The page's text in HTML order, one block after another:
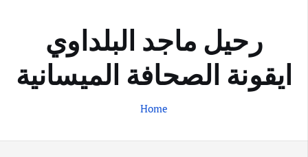
رحيل ماجد البلداوي
ايقونة الصحافة الميسانية
Home